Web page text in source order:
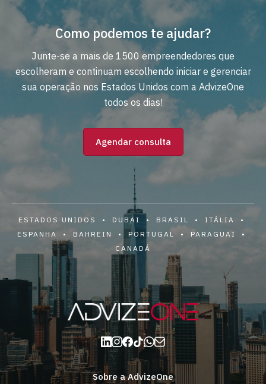
Como podemos te ajudar?
Junte-se a mais de 1500 empreendedores que
escolheram e continuam escolhendo iniciar e gerenciar
sua operação nos Estados Unidos com a AdvizeOne
todos os dias!
Agendar consulta
ESTADOS UNIDOS • DUBAI • BRASIL • ITÁLIA •
ESPANHA • BAHREIN • PORTUGAL • PARAGUAI •
CANADÁ
Sobre a AdvizeOne